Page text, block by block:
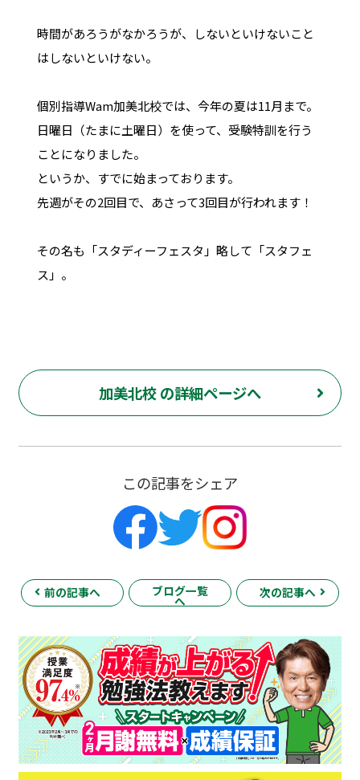
時間があろうがなかろうが、しないといけないこと
はしないといけない。
個別指導Wam加美北校では、今年の夏は11月まで。
日曜日（たまに土曜日）を使って、受験特訓を行う
ことになりました。
というか、すでに始まっております。
先週がその2回目で、あさって3回目が行われます！
その名も「スタディーフェスタ」略して「スタフェ
ス」。
加美北校 の詳細ページへ
この記事をシェア
前の記事へ ブログ一覧
へ
次の記事へ